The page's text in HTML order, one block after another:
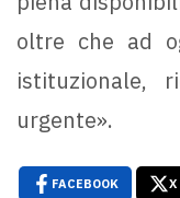
oltre che ad
istituzionale,
urgente».
FACEBOOK X